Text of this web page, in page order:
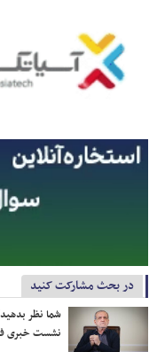
در بحث مشارکت کنید
شما نظر
نشست خبری